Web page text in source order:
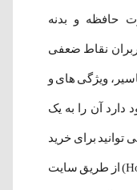
حافظه و بدنه
نقاط ضعفی
ویژگی های و
آن را به یک
برای خرید
گوشی موبایل آنر مدل 200 (Honor 200) از طریق سایت